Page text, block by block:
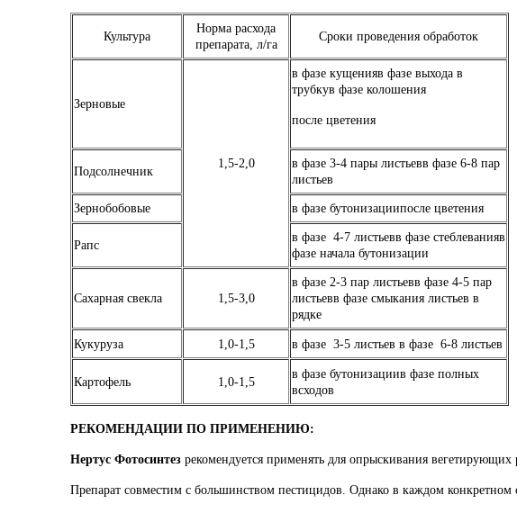
Культура
Норма расхода
препарата, л/га
Сроки проведения обработок
Зерновые
1,5-2,0
в фазе кущенияв фазе выхода в
трубкув фазе колошения
после цветения
Подсолнечник
в фазе 3-4 пары листьевв фазе 6-8 пар
листьев
Зернобобовые в фазе бутонизациипосле цветения
Рапс
в фазе 4-7 листьевв фазе стеблеванияв
фазе начала бутонизации
Сахарная свекла 1,5-3,0
в фазе 2-3 пар листьевв фазе 4-5 пар
листьевв фазе смыкания листьев в
рядке
Кукуруза 1,0-1,5 в фазе 3-5 листьев в фазе 6-8 листьев
Картофель 1,0-1,5
в фазе бутонизациив фазе полных
всходов
РЕКОМЕНДАЦИИ ПО ПРИМЕНЕНИЮ:
Нертус Фотосинтез рекомендуется применять для опрыскивания
Препарат совместим с большинством пестицидов. Однако в каждом конкретном